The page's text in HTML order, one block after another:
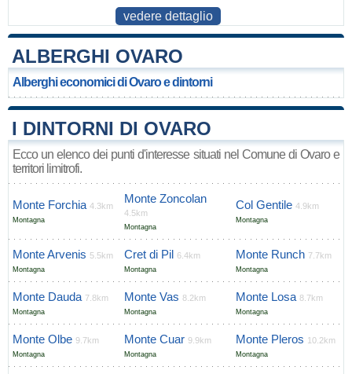
vedere dettaglio
ALBERGHI OVARO
Alberghi economici di Ovaro e dintorni
I DINTORNI DI OVARO
Ecco un elenco dei punti d'interesse situati nel Comune di Ovaro e
territori limitrofi.
Monte Forchia 4.3km
Montagna
Monte Zoncolan
4.5km
Montagna
Col Gentile 4.9km
Montagna
Monte Arvenis 5.5km
Montagna
Cret di Pil 6.4km
Montagna
Monte Runch 7.7km
Montagna
Monte Dauda 7.8km
Montagna
Monte Vas 8.2km
Montagna
Monte Losa 8.7km
Montagna
Monte Olbe 9.7km
Montagna
Monte Cuar 9.9km
Montagna
Monte Pleros 10.2km
Montagna